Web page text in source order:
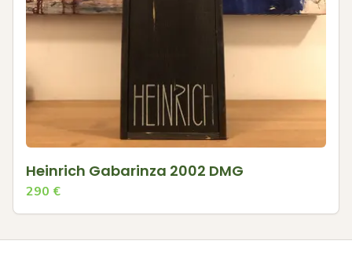
Heinrich Gabarinza 2002 DMG
290 €